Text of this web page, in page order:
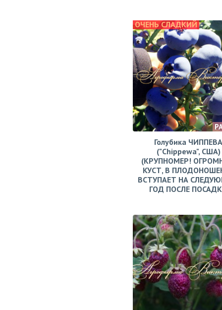
ОЧЕНЬ СЛАДКИЙ
Голубика ЧИППЕВА
("Chippewa", США)
(КРУПНОМЕР!
КУСТ, В
ВСТУПАЕТ НА
ГОД ПОСЛЕ